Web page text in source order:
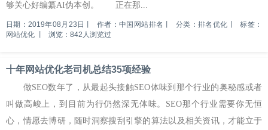
够关心好编纂AI伪本创。 正在那...
日期：2019年08月23日 作者：中国网站排名 分类：排名优化
标签：
网站优化
浏览：842人浏览过
十年网站优化老司机总结35项经验
做SEO数年了，从最起头接触SEO体味到那个行业的奥秘感或者
叫做高峻上，到目前为行仍然深无体味。SEO那个行业需要你无恒
心，情愿去博研，随时洞察搜刮引擎的算法以及相关资讯，才能立于